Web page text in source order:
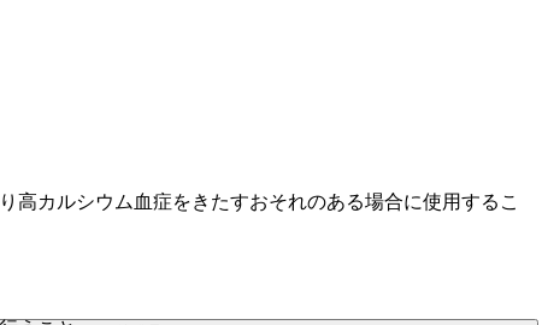
カルシウム血症をきたすおそれのある場合に使用するこ